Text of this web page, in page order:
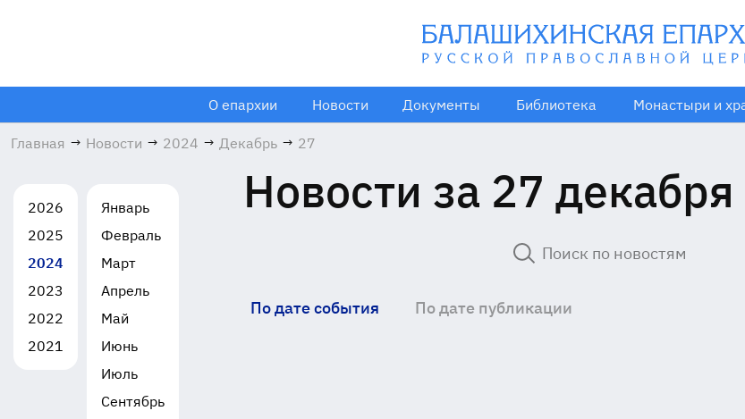
О епархии Новости Документы Библиотека Монастыри и
Главная → Новости → 2024 → Декабрь → 27
2026
2025
2024
2023
2022
2021
Январь
Февраль
Март
Апрель
Май
Июнь
Июль
Сентябрь
Новости за 27
По дате события По дате публикации